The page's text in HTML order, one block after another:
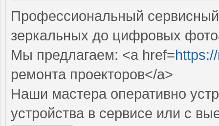
Профессиональный
зеркальных до цифровых
Мы предлагаем: <a href=
ремонта проекторов</a>
Наши мастера оперативно
устройства в сервисе или с